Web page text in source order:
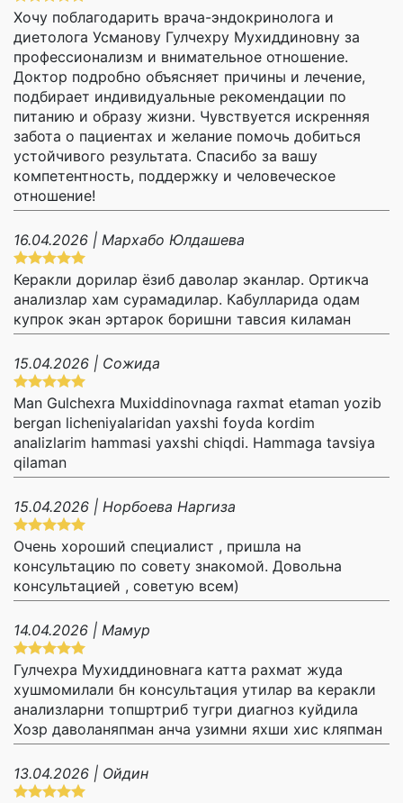
Хочу поблагодарить врача-эндокринолога и
диетолога Усманову Гулчехру Мухиддиновну за
профессионализм и внимательное отношение.
Доктор подробно объясняет причины и лечение,
подбирает индивидуальные рекомендации по
питанию и образу жизни. Чувствуется искренняя
забота о пациентах и желание помочь добиться
устойчивого результата. Спасибо за вашу
компетентность, поддержку и человеческое
отношение!
16.04.2026 | Мархабо Юлдашева
Керакли дорилар ёзиб даволар эканлар. Ортикча
анализлар хам сурамадилар. Кабулларида одам
купрок экан эртарок боришни тавсия киламан
15.04.2026 | Сожида
Man Gulchexra Muxiddinovnaga raxmat etaman yozib
bergan licheniyalaridan yaxshi foyda kordim
analizlarim hammasi yaxshi chiqdi. Hammaga tavsiya
qilaman
15.04.2026 | Норбоева Наргиза
Очень хороший специалист , пришла на
консультацию по совету знакомой. Довольна
консультацией , советую всем)
14.04.2026 | Мамур
Гулчехра Мухиддиновнага катта рахмат жуда
хушмомилали бн консультация утилар ва керакли
анализларни топшртриб тугри диагноз куйдила
Хозр даволаняпман анча узимни яхши хис кляпман
13.04.2026 | Ойдин